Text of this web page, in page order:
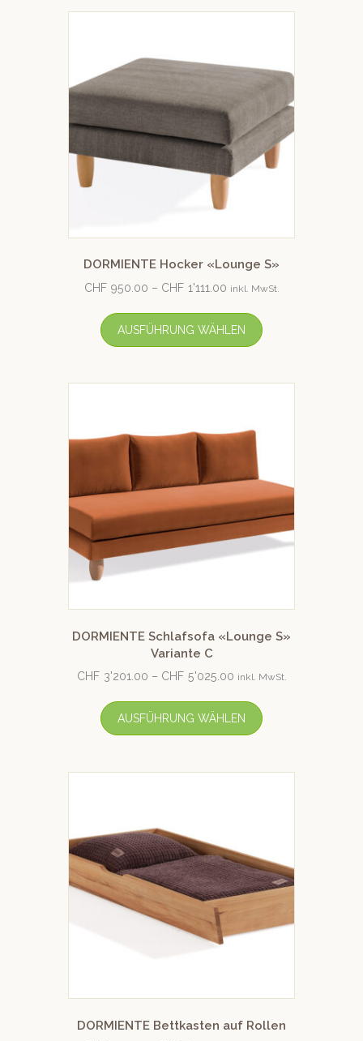
DORMIENTE Hocker «Lounge S»
CHF 950.00 – CHF 1'111.00 inkl. MwSt.
AUSFÜHRUNG WÄHLEN
DORMIENTE Schlafsofa «Lounge S»
Variante C
CHF 3'201.00 – CHF 5'025.00 inkl. MwSt.
AUSFÜHRUNG WÄHLEN
DORMIENTE Bettkasten auf Rollen